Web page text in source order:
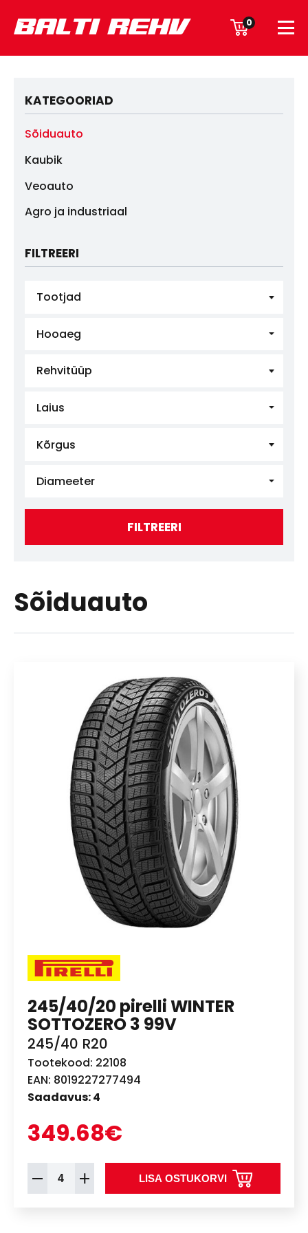
0
KATEGOORIAD
Sõiduauto
Kaubik
Veoauto
Agro ja industriaal
FILTREERI
Tootjad
Rehvitüüp
Hooaeg
Laius
Kõrgus
Diameeter
FILTREERI
Sõiduauto
245/40/20 pirelli WINTER
SOTTOZERO 3 99V
245/40 R20
Tootekood: 22108
EAN: 8019227277494
Saadavus: 4
349.68€
LISA OSTUKORVI